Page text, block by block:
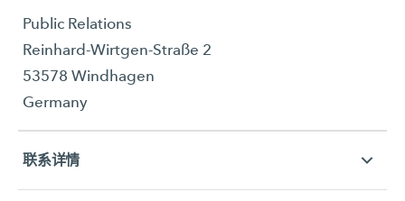
Public Relations
Reinhard-Wirtgen-Straße 2
53578 Windhagen
Germany
联系详情